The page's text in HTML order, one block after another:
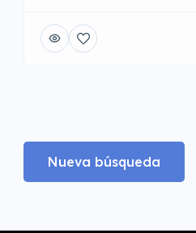
Nueva búsqueda